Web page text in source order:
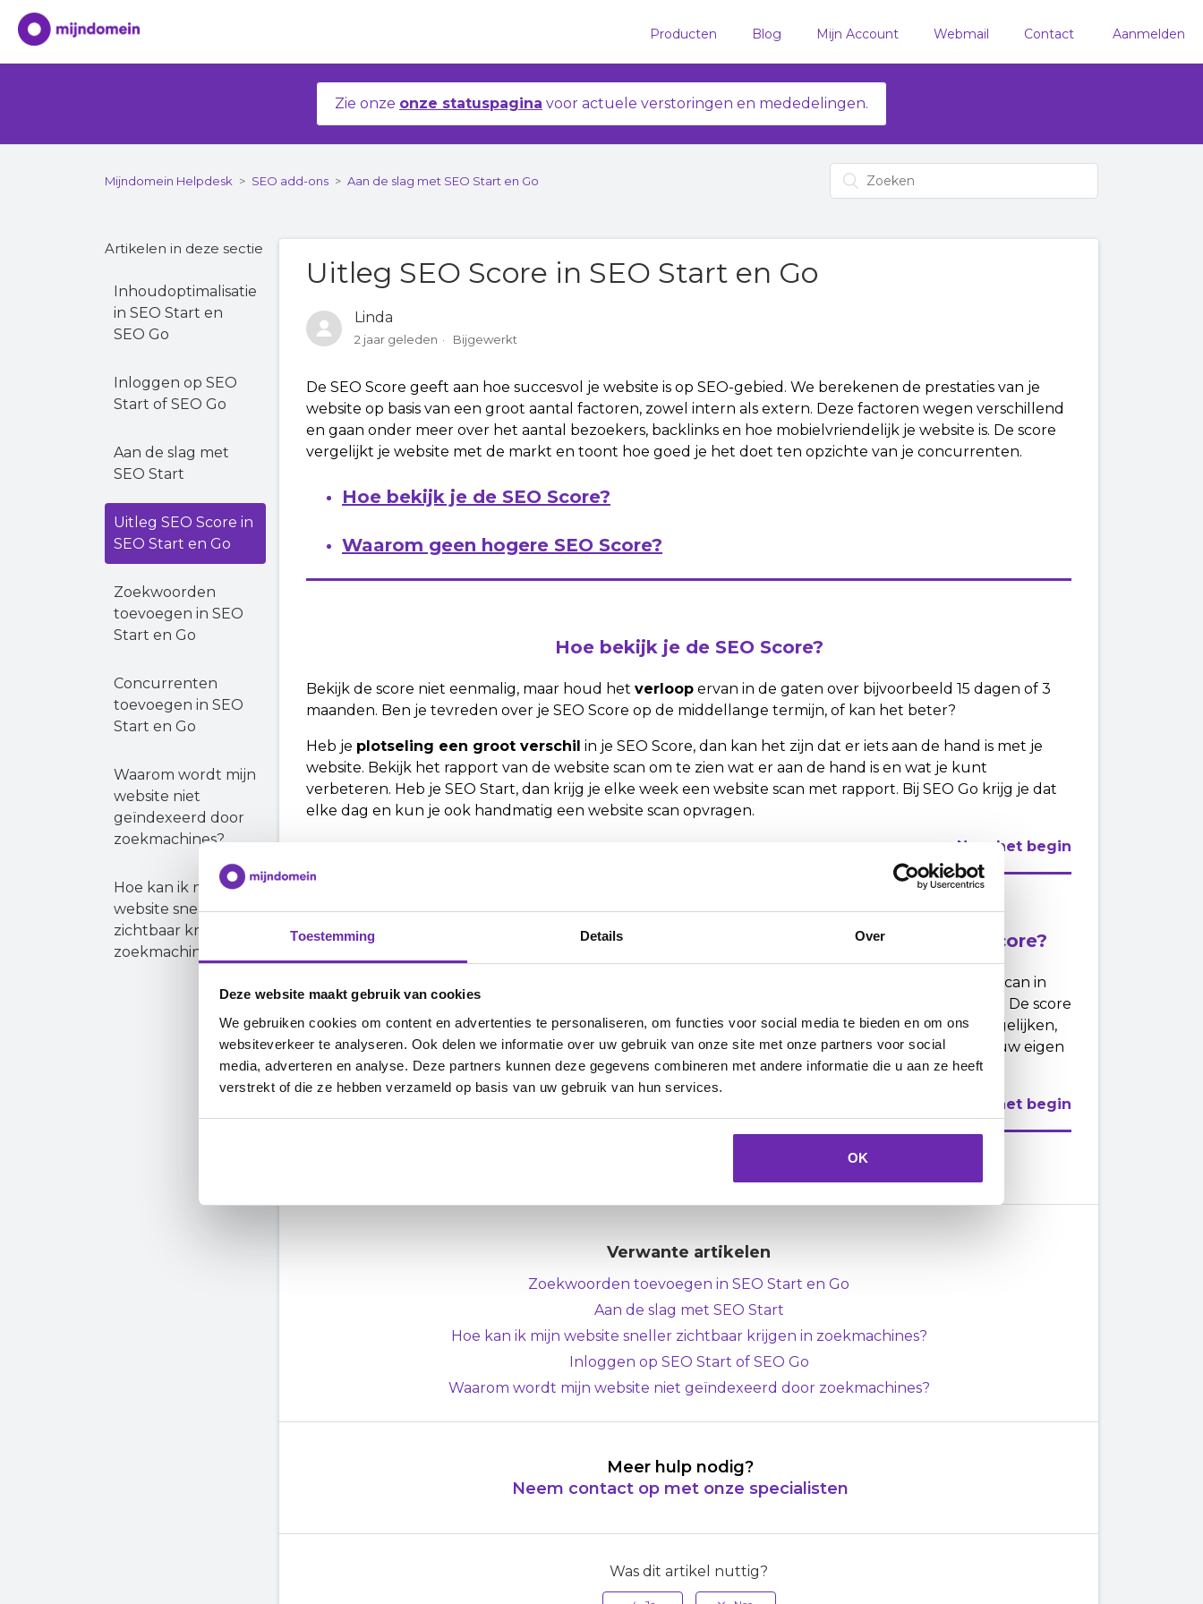
Toestemming Details Over
Deze website maakt gebruik van cookies
We gebruiken cookies om content en advertenties te personaliseren, om functies voor social media te bieden en om ons
websiteverkeer te analyseren. Ook delen we informatie over uw gebruik van onze site met onze partners voor social
media, adverteren en analyse. Deze partners kunnen deze gegevens combineren met andere informatie die u aan ze heeft
verstrekt of die ze hebben verzameld op basis van uw gebruik van hun services.
OK
Producten Blog Mijn Account Webmail Contact Aanmelden
Zie onze onze statuspagina voor actuele verstoringen en mededelingen.
Mijndomein Helpdesk SEO add-ons Aan de slag met SEO Start en Go
Artikelen in deze sectie
Inhoudoptimalisatie
in SEO Start en
SEO Go
Inloggen op SEO
Start of SEO Go
Aan de slag met
SEO Start
Uitleg SEO Score in
SEO Start en Go
Zoekwoorden
toevoegen in SEO
Start en Go
Concurrenten
toevoegen in SEO
Start en Go
Waarom wordt mijn
website niet
geïndexeerd door
zoekmachines?
Hoe kan ik mijn
website sneller
zichtbaar krijgen in
zoekmachines?
Uitleg SEO Score in SEO Start en Go
Linda
2 jaar geleden Bijgewerkt
De SEO Score geeft aan hoe succesvol je website is op SEO-gebied. We berekenen de prestaties van je
website op basis van een groot aantal factoren, zowel intern als extern. Deze factoren wegen verschillend
en gaan onder meer over het aantal bezoekers, backlinks en hoe mobielvriendelijk je website is. De score
vergelijkt je website met de markt en toont hoe goed je het doet ten opzichte van je concurrenten.
Hoe bekijk je de SEO Score?
Waarom geen hogere SEO Score?
Hoe bekijk je de SEO Score?
Bekijk de score niet eenmalig, maar houd het verloop ervan in de gaten over bijvoorbeeld 15 dagen of 3
maanden. Ben je tevreden over je SEO Score op de middellange termijn, of kan het beter?
Heb je plotseling een groot verschil in je SEO Score, dan kan het zijn dat er iets aan de hand is met je
website. Bekijk het rapport van de website scan om te zien wat er aan de hand is en wat je kunt
verbeteren. Heb je SEO Start, dan krijg je elke week een website scan met rapport. Bij SEO Go krijg je dat
elke dag en kun je ook handmatig een website scan opvragen.
Naar het begin
Alle SEO Start verbeterpunten verwerkt, maar nog geen hogere SEO Score?
De SEO Score is geen overzicht van de verbeteringen die je doet naar aanleiding van de website scan in
SEO Start. Het gaat erom hoe jouw website het doet in de markt. Niet alle websites zijn hetzelfde. De score
verschilt als je een eigen blog start of als je een gevestigde bedrijfswebsite hebt. Dat is niet te vergelijken,
dus houd in je achterhoofd wat voor soort website je hebt en werk aan de verbeteringen voor jouw eigen
website.
Naar het begin
Verwante artikelen
Zoekwoorden toevoegen in SEO Start en Go
Aan de slag met SEO Start
Hoe kan ik mijn website sneller zichtbaar krijgen in zoekmachines?
Inloggen op SEO Start of SEO Go
Waarom wordt mijn website niet geïndexeerd door zoekmachines?
Meer hulp nodig?
Neem contact op met onze specialisten
Was dit artikel nuttig?